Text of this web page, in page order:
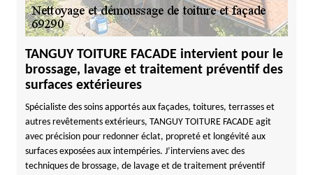
TANGUY TOITURE FACADE intervient pour le
brossage, lavage et traitement préventif des
surfaces extérieures
Spécialiste des soins apportés aux façades, toitures, terrasses et
autres revêtements extérieurs, TANGUY TOITURE FACADE agit
avec précision pour redonner éclat, propreté et longévité aux
surfaces exposées aux intempéries. J’interviens avec des
techniques de brossage, de lavage et de traitement préventif